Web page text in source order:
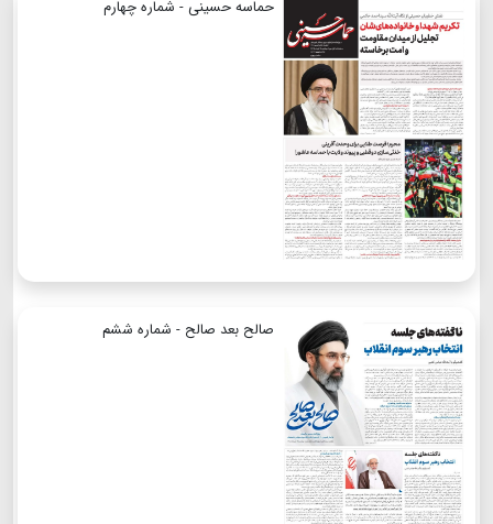
حماسه حسینی - شماره چهارم
صالح بعد صالح - شماره ششم